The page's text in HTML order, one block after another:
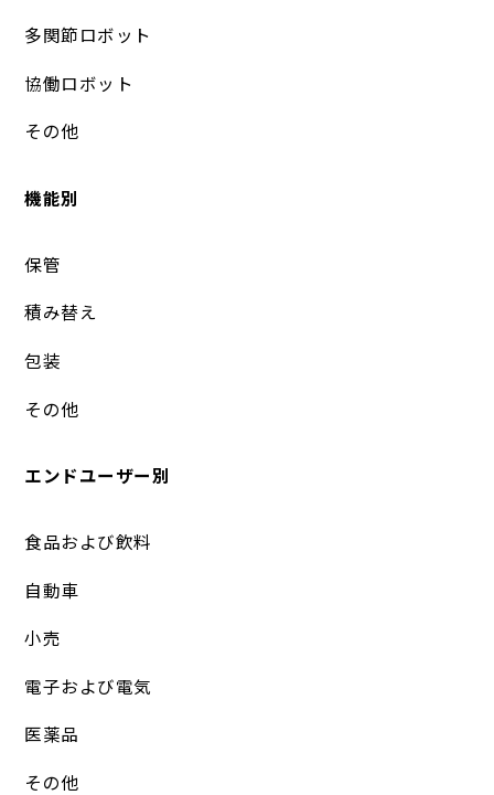
多関節ロボット
協働ロボット
その他
機能別
保管
積み替え
包装
その他
エンドユーザー別
食品および飲料
自動車
小売
電子および電気
医薬品
その他